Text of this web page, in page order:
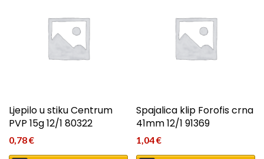
Ljepilo u stiku Centrum
PVP 15g 12/1 80322
0,78€
Spajalica klip Forofis crna
41mm 12/1 91369
1,04€